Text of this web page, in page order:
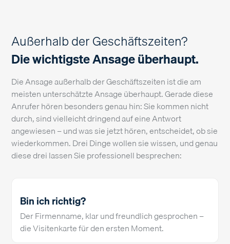
Außerhalb der Geschäftszeiten?
Die wichtigste Ansage überhaupt.
Die Ansage außerhalb der Geschäftszeiten ist die am
meisten unterschätzte Ansage überhaupt. Gerade diese
Anrufer hören besonders genau hin: Sie kommen nicht
durch, sind vielleicht dringend auf eine Antwort
angewiesen – und was sie jetzt hören, entscheidet, ob sie
wiederkommen. Drei Dinge wollen sie wissen, und genau
diese drei lassen Sie professionell besprechen:
Bin ich richtig?
Der Firmenname, klar und freundlich gesprochen –
die Visitenkarte für den ersten Moment.